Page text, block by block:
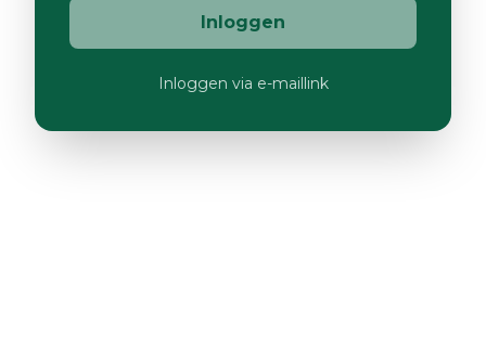
Inloggen
Inloggen via e-maillink